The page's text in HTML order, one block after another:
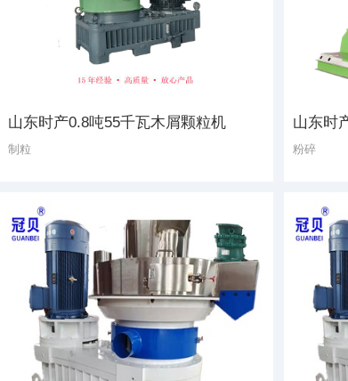
山东时产0.8吨55千瓦木屑颗粒机
制粒
山东时
粉碎